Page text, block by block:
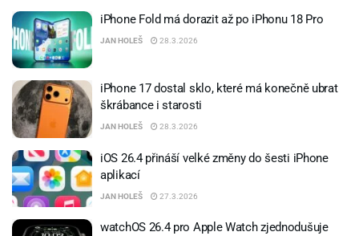
iPhone Fold má dorazit až po iPhonu 18 Pro
JAN HOLEŠ 28.3.2026
iPhone 17 dostal sklo, které má konečně ubrat
škrábance i starosti
JAN HOLEŠ 28.3.2026
iOS 26.4 přináší velké změny do šesti iPhone
aplikací
JAN HOLEŠ 27.3.2026
watchOS 26.4 pro Apple Watch zjednodušuje